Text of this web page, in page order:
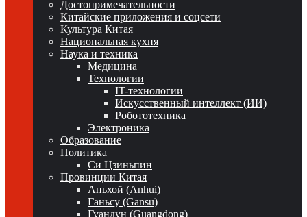
Достопримечательности
Китайские приложения и соцсети
Культура Китая
Национальная кухня
Наука и техника
Медицина
Технологии
IT-технологии
Искусственный интеллект (ИИ)
Робототехника
Электроника
Образование
Политика
Си Цзиньпин
Провинции Китая
Аньхой (Anhui)
Ганьсу (Gansu)
Гуандун (Guangdong)